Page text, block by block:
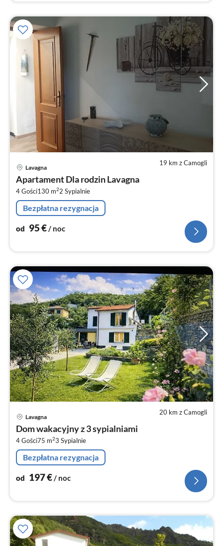
19 km z Camogli
Lavagna
Apartament Dla rodzin Lavagna
4 Gości130 m22 Sypialnie
Bezpłatna rezygnacja
od 95€/ noc
20 km z Camogli
Lavagna
Dom wakacyjny z 3 sypialniami
4 Gości75 m23 Sypialnie
Bezpłatna rezygnacja
od 197€/ noc